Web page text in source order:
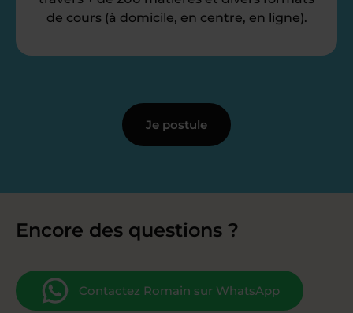
de cours (à domicile, en centre, en ligne).
Je postule
Encore des questions ?
Contactez Romain sur WhatsApp